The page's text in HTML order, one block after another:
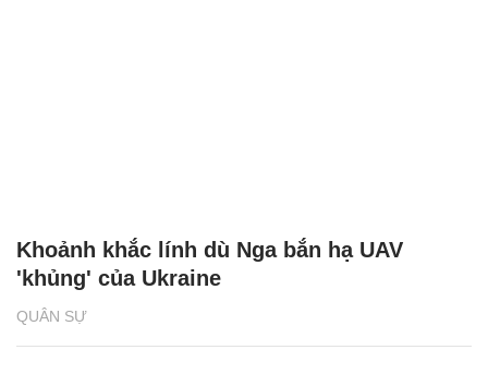
QUÂN SỰ
Khoảnh khắc lính dù Nga bắn hạ UAV
'khủng' của Ukraine